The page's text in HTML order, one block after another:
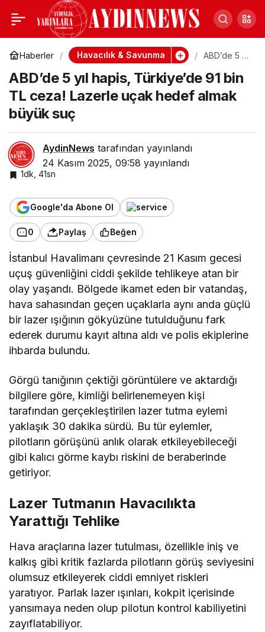
Haberler Havacılık & Savunma
ABD’de 5 yıl
Türkiye’de
91 bin TL
ceza!
büyük suç
ABD’de 5 yıl hapis, Türkiye’de 91 bin
TL ceza! Lazerle uçak hedef almak
büyük suç
AydinNews tarafından yayınlandı
24 Kasım 2025, 09:58 yayınlandı
1dk, 41sn
Google'da Abone Ol
0 Paylaş Beğen
İstanbul Havalimanı çevresinde 21 Kasım gecesi
uçuş güvenliğini ciddi şekilde tehlikeye atan bir
olay yaşandı. Bölgede ikamet eden bir vatandaş,
hava sahasından geçen uçaklarla aynı anda güçlü
bir lazer ışığının gökyüzüne tutulduğunu fark
ederek durumu kayıt altına aldı ve polis ekiplerine
ihbarda bulundu.
Görgü tanığının çektiği görüntülere ve aktardığı
bilgilere göre, kimliği belirlenemeyen kişi
tarafından gerçekleştirilen lazer tutma eylemi
yaklaşık 30 dakika sürdü. Bu tür eylemler,
pilotların görüşünü anlık olarak etkileyebileceği
gibi kalıcı görme kaybı riskini de beraberinde
getiriyor.
Lazer Tutmanın Havacılıkta
Yarattığı Tehlike
Hava araçlarına lazer tutulması, özellikle iniş ve
kalkış gibi kritik fazlarda pilotların görüş seviyesini
olumsuz etkileyerek ciddi emniyet riskleri
yaratıyor. Parlak lazer ışınları, kokpit içerisinde
yansımaya neden olup pilotun kontrol kabiliyetini
zayıflatabiliyor.
TSS Destek Hizmetleri
personel alımını
duyurdu: Boy kriteri ve
başvuru şartları belli
oldu
0 Paylaş